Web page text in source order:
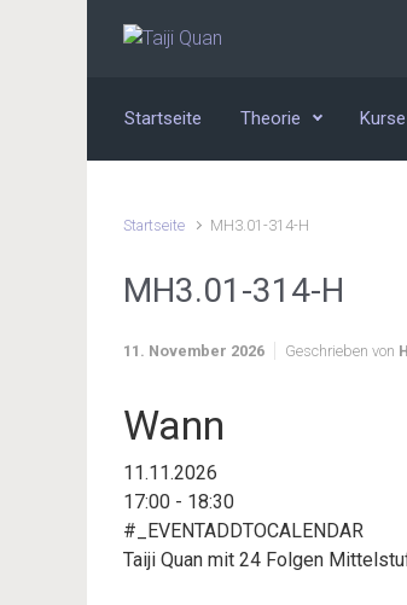
Zum Hauptinhalt springen
Startseite Theorie Kurse
Startseite MH3.01-314-H
MH3.01-314-H
11. November 2026 Geschrieben von
Wann
11.11.2026
17:00 - 18:30
#_EVENTADDTOCALENDAR
Taiji Quan mit 24 Folgen